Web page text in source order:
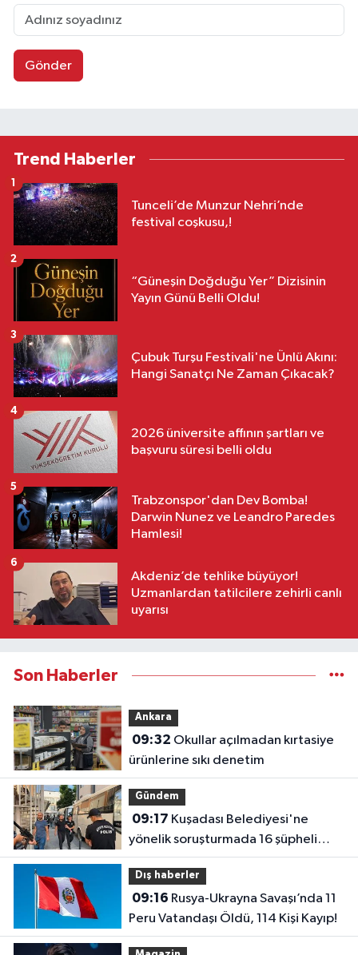
Gönder
Trend Haberler
Tunceli’de Munzur Nehri’nde
festival coşkusu,!
1
“Güneşin Doğduğu Yer” Dizisinin
Yayın Günü Belli Oldu!
2
Çubuk Turşu Festivali'ne Ünlü Akını:
Hangi Sanatçı Ne Zaman Çıkacak?
3
2026 üniversite affının şartları ve
başvuru süresi belli oldu
4
Trabzonspor'dan Dev Bomba!
Darwin Nunez ve Leandro Paredes
Hamlesi!
5
Akdeniz’de tehlike büyüyor!
Uzmanlardan tatilcilere zehirli canlı
uyarısı
6
Son Haberler
Ankara
09:32
ürünlerine sıkı denetim
Gündem
09:17
yönelik soruşturmada 16 şüpheli
adliyede!
Dış haberler
09:16
Peru Vatandaşı Öldü, 114 Kişi Kayıp!